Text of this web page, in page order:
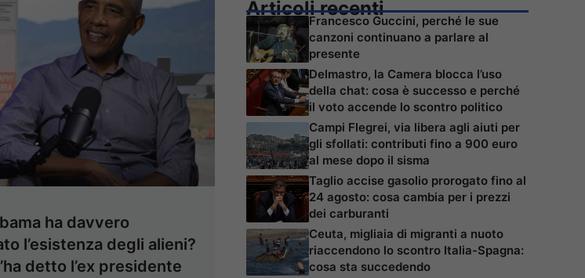
ha davvero
l’esistenza degli alieni?
detto l’ex presidente
Articoli recenti
Francesco Guccini, perché le sue
canzoni continuano a parlare al
presente
Delmastro, la Camera blocca l’uso
della chat: cosa è successo e perché
il voto accende lo scontro politico
Campi Flegrei, via libera agli aiuti per
gli sfollati: contributi fino a 900 euro
al mese dopo il sisma
Taglio accise gasolio prorogato fino al
24 agosto: cosa cambia per i prezzi
dei carburanti
Ceuta, migliaia di migranti a nuoto
riaccendono lo scontro Italia-Spagna:
cosa sta succedendo